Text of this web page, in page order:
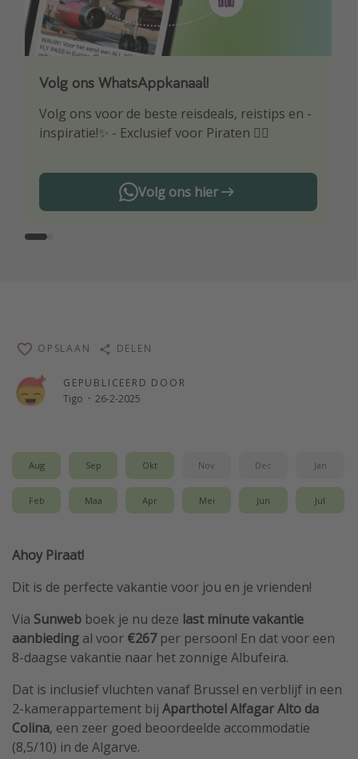
Volg ons WhatsAppkanaal!
Volg ons voor de beste reisdeals, reistips en -
inspiratie!✨ - Exclusief voor Piraten 🏴‍☠️
Volg ons hier
Download onze app
Wees als eerste op de hoogte van de beste
reisaanbiedingen
GEPUBLICEERD DOOR
Tigo · 26-2-2025
OPSLAAN DELEN
Aug Sep Okt Nov Dec Jan
Feb Maa Apr Mei Jun Jul
Ahoy Piraat!
Dit is de perfecte vakantie voor jou en je vrienden!
Via Sunweb boek je nu deze last minute vakantie
aanbieding al voor €267per persoon! En dat voor een
8-daagse vakantie naar het zonnige Albufeira.
Dat is inclusief vluchten vanaf Brussel en verblijf in een
2-kamerappartement bij Aparthotel Alfagar Alto da
Colina, een zeer goed beoordeelde accommodatie
(8,5/10) in de Algarve.